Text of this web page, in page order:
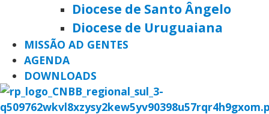
Diocese de Santo Ângelo
Diocese de Uruguaiana
MISSÃO AD GENTES
AGENDA
DOWNLOADS